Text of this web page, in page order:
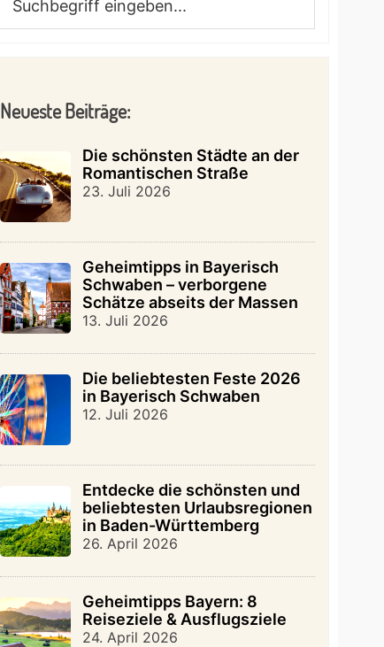
eingeben...
Neueste Beiträge:
Die schönsten Städte an der
Romantischen Straße
23. Juli 2026
Geheimtipps in Bayerisch
Schwaben – verborgene
Schätze abseits der Massen
13. Juli 2026
Die beliebtesten Feste 2026
in Bayerisch Schwaben
12. Juli 2026
Entdecke die schönsten und
beliebtesten Urlaubsregionen
in Baden-Württemberg
26. April 2026
Geheimtipps Bayern: 8
Reiseziele & Ausflugsziele
24. April 2026